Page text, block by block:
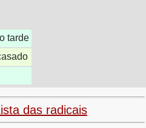
tarde
das radicais